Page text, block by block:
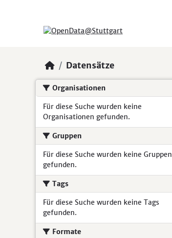
Datensätze
Organisationen
Für diese Suche wurden keine
Organisationen gefunden.
Gruppen
Für diese Suche wurden keine Gruppen
gefunden.
Tags
Für diese Suche wurden keine Tags
gefunden.
Formate